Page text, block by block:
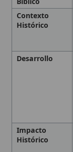
Desarrollo